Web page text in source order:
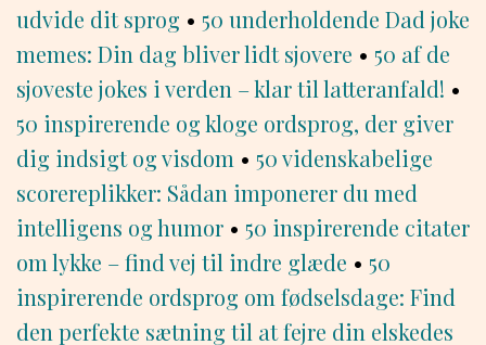
udvide dit sprog • 50 underholdende Dad joke
memes: Din dag bliver lidt sjovere • 50 af de
sjoveste jokes i verden – klar til latteranfald! •
50 inspirerende og kloge ordsprog, der giver
dig indsigt og visdom • 50 videnskabelige
scorereplikker: Sådan imponerer du med
intelligens og humor • 50 inspirerende citater
om lykke – find vej til indre glæde • 50
inspirerende ordsprog om fødselsdage: Find
den perfekte sætning til at fejre din elskedes